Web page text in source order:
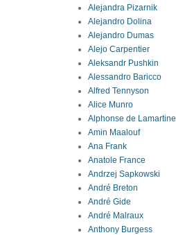
Alejandra Pizarnik
Alejandro Dolina
Alejandro Dumas
Alejo Carpentier
Aleksandr Pushkin
Alessandro Baricco
Alfred Tennyson
Alice Munro
Alphonse de Lamartine
Amin Maalouf
Ana Frank
Anatole France
Andrzej Sapkowski
André Breton
André Gide
André Malraux
Anthony Burgess